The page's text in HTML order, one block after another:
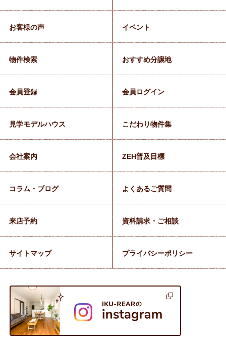
お客様の声 イベント
物件検索 おすすめ分譲地
会員登録 会員ログイン
見学モデルハウス こだわり物件集
会社案内 ZEH普及目標
コラム・ブログ よくあるご質問
来店予約 資料請求・ご相談
サイトマップ プライバシーポリシー